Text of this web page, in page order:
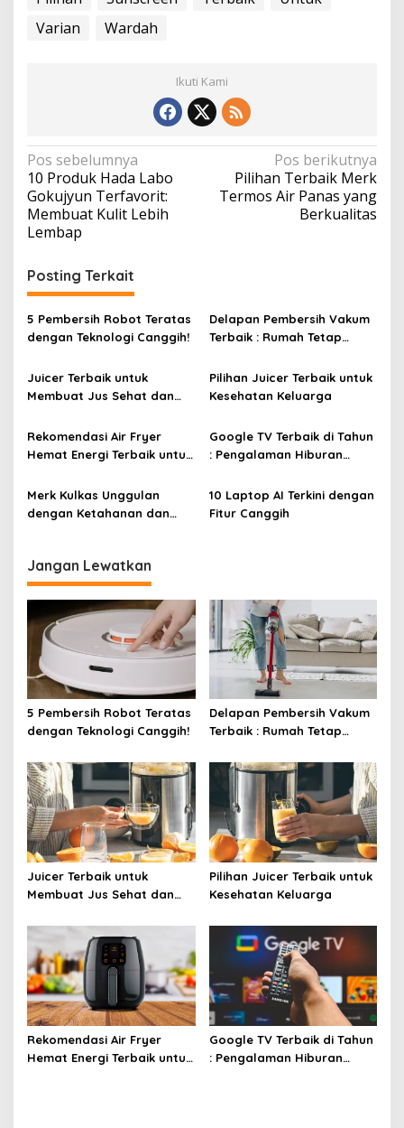
Varian
Wardah
Ikuti Kami
N
a
v
i
g
a
s
i
o
Pos sebelumnya
10 Produk Hada Labo
Gokujyun Terfavorit:
Membuat Kulit Lebih
Lembap
Pos berikutnya
Pilihan Terbaik Merk
Termos Air Panas yang
Berkualitas
Posting Terkait
5 Pembersih Robot Teratas
dengan Teknologi Canggih!
Delapan Pembersih Vakum
Terbaik : Rumah Tetap
Juicer Terbaik untuk
Membuat Jus Sehat dan
Pilihan Juicer Terbaik untuk
Kesehatan Keluarga
Rekomendasi Air Fryer
Hemat Energi Terbaik untuk
Google TV Terbaik di Tahun
: Pengalaman Hiburan
Luas!
Merk Kulkas Unggulan
dengan Ketahanan dan
10 Laptop AI Terkini dengan
Fitur Canggih
Jangan Lewatkan
5 Pembersih Robot Teratas
dengan Teknologi Canggih!
Delapan Pembersih Vakum
Terbaik : Rumah Tetap
Juicer Terbaik untuk
Membuat Jus Sehat dan
Pilihan Juicer Terbaik untuk
Kesehatan Keluarga
Rekomendasi Air Fryer
Hemat Energi Terbaik untuk
Google TV Terbaik di Tahun
: Pengalaman Hiburan